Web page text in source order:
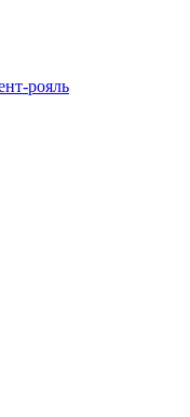
рояль